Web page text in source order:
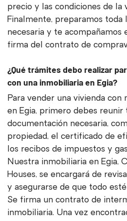
precio y las condiciones de la
Finalmente, preparamos toda
necesaria y te acompañamos
firma del contrato de
¿Qué trámites debo realizar
con una inmobiliaria en Egia?
Para vender una vivienda con
en Egia, primero debes reunir
documentación necesaria,
propiedad, el certificado de
los recibos de impuestos y
Nuestra inmobiliaria en Egia,
Houses, se encargará de
y asegurarse de que todo
Se firma un contrato de
inmobiliaria. Una vez